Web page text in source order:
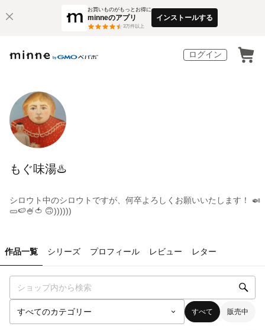
お買いものがもっとお得に
minneのアプリ
3万件以上
インストールする
ログイン
もぐ味湯♨️
シロウト中のシロウトですが、何卒よろしくお願いいたします！ 🍛
🥒🍉🍧🍅 🙃))))))
作品一覧 シリーズ プロフィール レビュー レター
すべて 販売中